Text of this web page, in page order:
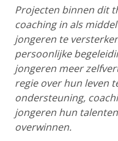
Projecten binnen dit
coaching in als
jongeren te
persoonlijke
jongeren meer
regie over hun leven
ondersteuning,
jongeren hun
overwinnen.